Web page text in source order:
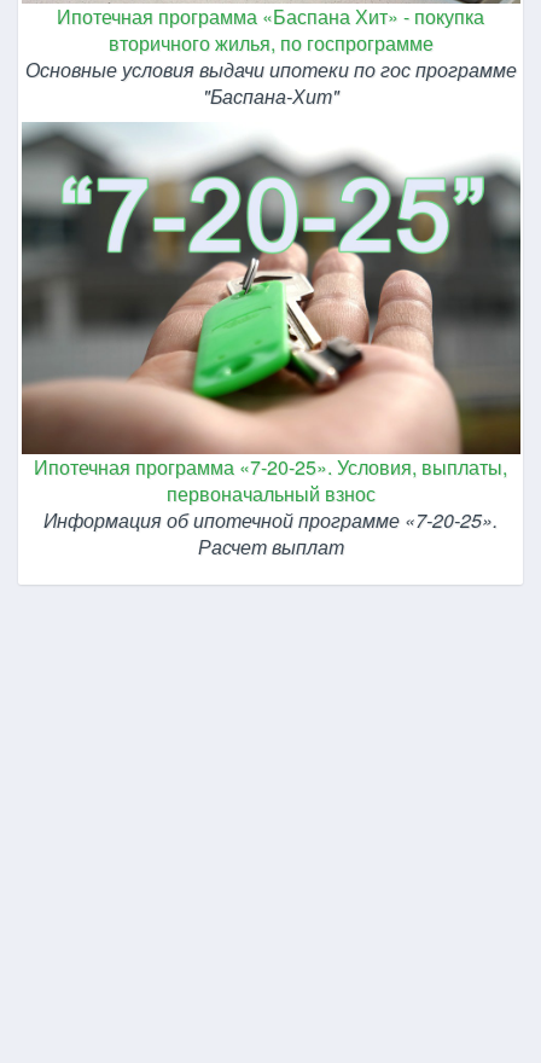
Ипотечная программа «Баспана Хит» - покупка
вторичного жилья, по госпрограмме
Основные условия выдачи ипотеки по гос программе
"Баспана-Хит"
Ипотечная программа «7-20-25». Условия, выплаты,
первоначальный взнос
Информация об ипотечной программе «7-20-25».
Расчет выплат